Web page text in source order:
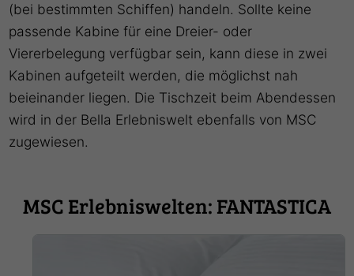
(bei bestimmten Schiffen) handeln. Sollte keine
passende Kabine für eine Dreier- oder
Viererbelegung verfügbar sein, kann diese in zwei
Kabinen aufgeteilt werden, die möglichst nah
beieinander liegen. Die Tischzeit beim Abendessen
wird in der Bella Erlebniswelt ebenfalls von MSC
zugewiesen.
MSC Erlebniswelten: FANTASTICA